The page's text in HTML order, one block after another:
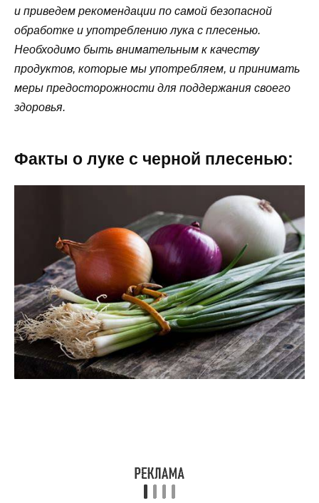
и приведем рекомендации по самой безопасной
обработке и употреблению лука с плесенью.
Необходимо быть внимательным к качеству
продуктов, которые мы употребляем, и принимать
меры предосторожности для поддержания своего
здоровья.
Факты о луке с черной плесенью: